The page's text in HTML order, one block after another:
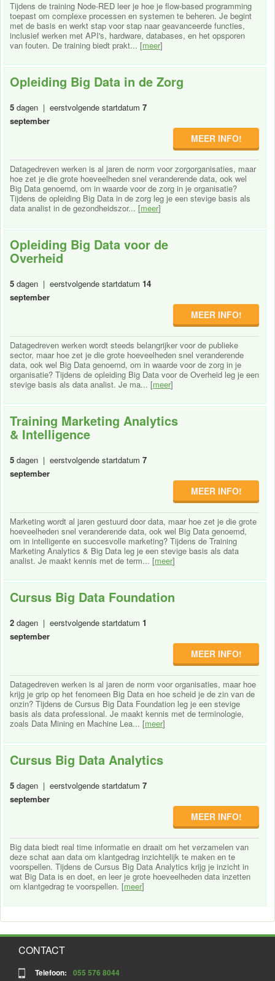
Tijdens de training Node-RED leer je hoe je flow-based programming
toepast om complexe processen en systemen te beheren. Je begint
met de basis en werkt stap voor stap naar geavanceerde functies,
inclusief werken met API's, hardware, databases, en het opsporen
van fouten. De training biedt prakt... [meer]
Opleiding Big Data in de Zorg
5 dagen | eerstvolgende startdatum 7
september
MEER INFO!
Datagedreven werken is al jaren de norm voor zorgorganisaties, maar
hoe zet je die grote hoeveelheden snel veranderende data, ook wel
Big Data genoemd, om in waarde voor de zorg in je organisatie?
Tijdens de opleiding Big Data in de zorg leg je een stevige basis als
data analist in de gezondheidszor... [meer]
Opleiding Big Data voor de
Overheid
5 dagen | eerstvolgende startdatum 14
september
MEER INFO!
Datagedreven werken wordt steeds belangrijker voor de publieke
sector, maar hoe zet je die grote hoeveelheden snel veranderende
data, ook wel Big Data genoemd, om in waarde voor de zorg in je
organisatie? Tijdens de opleiding Big Data voor de Overheid leg je een
stevige basis als data analist. Je ma... [meer]
Training Marketing Analytics
& Intelligence
5 dagen | eerstvolgende startdatum 7
september
MEER INFO!
Marketing wordt al jaren gestuurd door data, maar hoe zet je die grote
hoeveelheden snel veranderende data, ook wel Big Data genoemd,
om in intelligente en succesvolle marketing? Tijdens de Training
Marketing Analytics & Big Data leg je een stevige basis als data
analist. Je maakt kennis met de term... [meer]
Cursus Big Data Foundation
2 dagen | eerstvolgende startdatum 1
september
MEER INFO!
Datagedreven werken is al jaren de norm voor organisaties, maar hoe
krijg je grip op het fenomeen Big Data en hoe scheid je de zin van de
onzin? Tijdens de Cursus Big Data Foundation leg je een stevige
basis als data professional. Je maakt kennis met de terminologie,
zoals Data Mining en Machine Lea... [meer]
Cursus Big Data Analytics
5 dagen | eerstvolgende startdatum 7
september
MEER INFO!
Big data biedt real time informatie en draait om het verzamelen van
deze schat aan data om klantgedrag inzichtelijk te maken en te
voorspellen. Tijdens de Cursus Big Data Analytics krijg je inzicht in
wat Big Data is en doet, en leer je grote hoeveelheden data inzetten
om klantgedrag te voorspellen. [meer]
CONTACT
Telefoon: 055 576 8044